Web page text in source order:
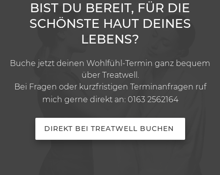
BIST DU BEREIT, FÜR DIE
SCHÖNSTE HAUT DEINES
LEBENS?
Buche jetzt deinen Wohlfühl-Termin ganz bequem
über Treatwell.
Bei Fragen oder kurzfristigen Terminanfragen ruf
mich gerne direkt an: 0163 2562164
DIREKT BEI TREATWELL BUCHEN